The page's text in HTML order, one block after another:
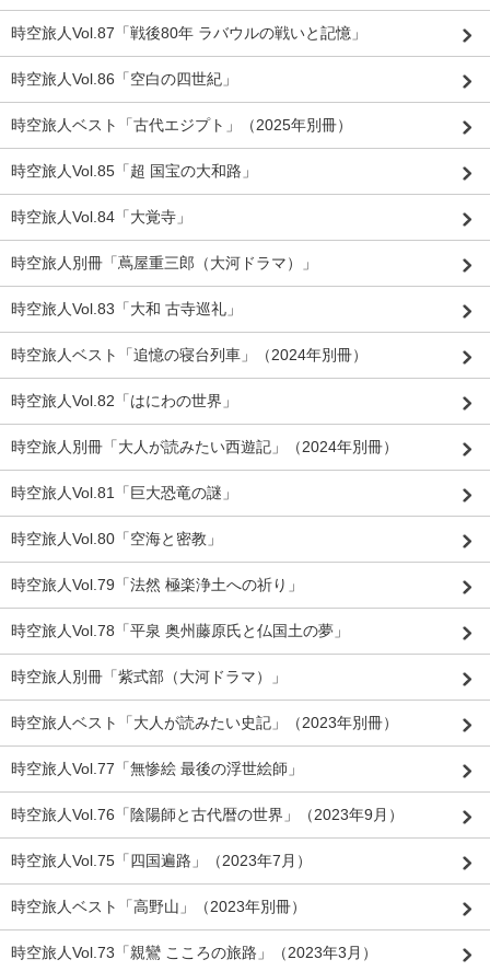
時空旅人Vol.87「戦後80年 ラバウルの戦いと記憶」
時空旅人Vol.86「空白の四世紀」
時空旅人ベスト「古代エジプト」（2025年別冊）
時空旅人Vol.85「超 国宝の大和路」
時空旅人Vol.84「大覚寺」
時空旅人別冊「蔦屋重三郎（大河ドラマ）」
時空旅人Vol.83「大和 古寺巡礼」
時空旅人ベスト「追憶の寝台列車」（2024年別冊）
時空旅人Vol.82「はにわの世界」
時空旅人別冊「大人が読みたい西遊記」（2024年別冊）
時空旅人Vol.81「巨大恐竜の謎」
時空旅人Vol.80「空海と密教」
時空旅人Vol.79「法然 極楽浄土への祈り」
時空旅人Vol.78「平泉 奥州藤原氏と仏国土の夢」
時空旅人別冊「紫式部（大河ドラマ）」
時空旅人ベスト「大人が読みたい史記」（2023年別冊）
時空旅人Vol.77「無惨絵 最後の浮世絵師」
時空旅人Vol.76「陰陽師と古代暦の世界」（2023年9月）
時空旅人Vol.75「四国遍路」（2023年7月）
時空旅人ベスト「高野山」（2023年別冊）
時空旅人Vol.73「親鸞 こころの旅路」（2023年3月）